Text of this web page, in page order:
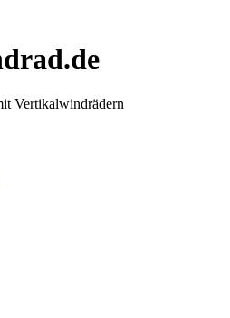
Vertikalwindrädern